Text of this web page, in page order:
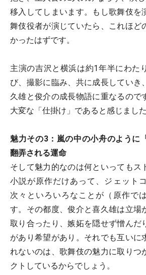
移入してしまいます。もし歌舞伎を
舞伎役者が演じていたら、これほど
かったはずです。
主演の吉沢と横浜は約1年半にわた
び、撮影に臨み、共に成長していき
久雄と俊介の成長物語に重なるので
大変な「仕掛け」であると感じました
魅力その3：嵐の中の小舟のように
翻弄される運命
そして魅力的なのは何といってもス
小説が原作だけあって、ジェット
次々といろいろなことが（原作で
す。その都度、俊介と喜久雄は立場
取り合ったり、嫉妬を隠せず憎んだ
があり希望があり。それでも互いに
れないのは、歌舞伎の魅力に取りつ
クトしているからでしょう。